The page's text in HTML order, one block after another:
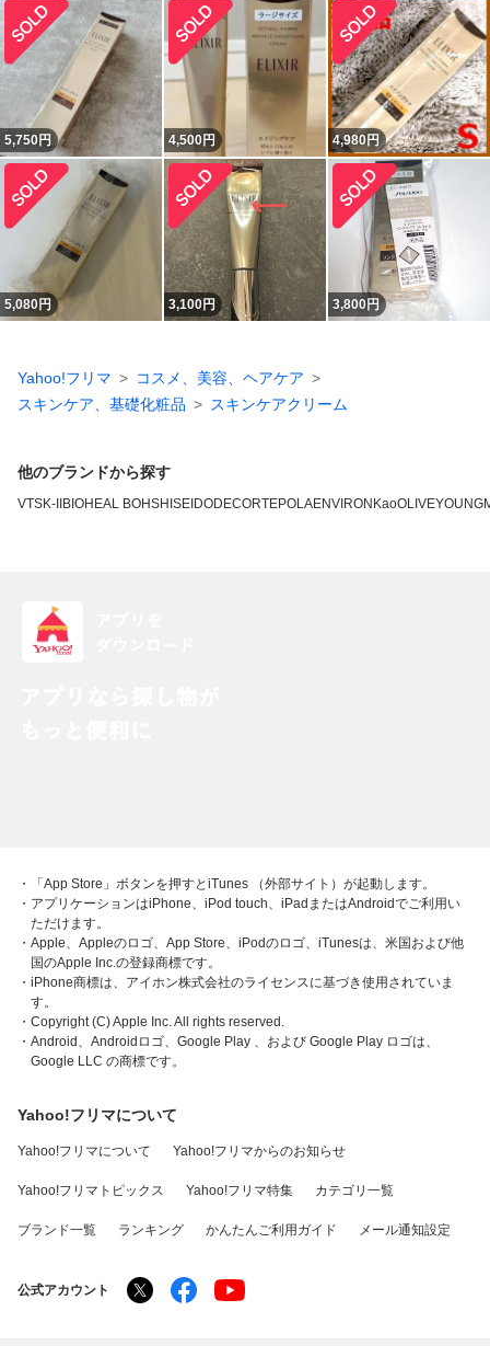
5,750円 4,500円 4,980円
5,080円 3,100円 3,800円
Yahoo!フリマ
コスメ、美容、ヘアケア
スキンケア、基礎化粧品
スキンケアクリーム
他のブランドから探す
VTSK-II BIOHEAL BOHSHISEIDODECORTEPOLAENVIRON KaoOLIVEYOUNG
・「App Store」ボタンを押すとiTunes （外部サイト）が起動します。
・アプリケーションはiPhone、iPod touch、iPadまたはAndroidでご利用い
ただけます。
・Apple、Appleのロゴ、App Store、iPodのロゴ、iTunesは、米国および他
国のApple Inc.の登録商標です。
・iPhone商標は、アイホン株式会社のライセンスに基づき使用されていま
す。
・Copyright (C) Apple Inc. All rights reserved.
・Android、Androidロゴ、Google Play 、および Google Play ロゴは、
Google LLC の商標です。
Yahoo!フリマについて
Yahoo!フリマについて Yahoo!フリマからのお知らせ
Yahoo!フリマトピックス Yahoo!フリマ特集 カテゴリ一覧
ブランド一覧 ランキング かんたんご利用ガイド メール通知設定
公式アカウント